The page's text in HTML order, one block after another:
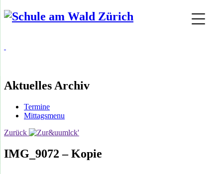
Aktuelles Archiv
Termine
Mittagsmenu
Zurück
IMG_9072 – Kopie